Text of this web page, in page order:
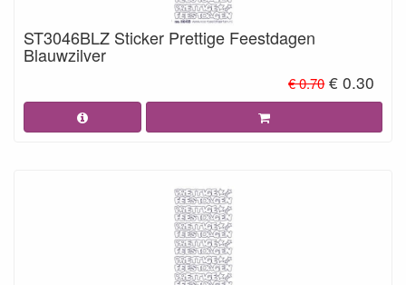
ST3046BLZ Sticker Prettige Feestdagen
Blauwzilver
€ 0.70 € 0.30